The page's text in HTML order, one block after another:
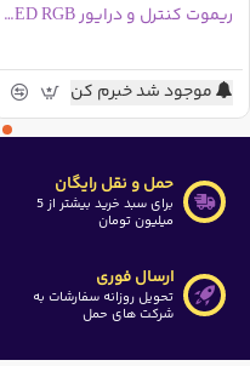
ریموت کنترل و درایور LED RGB - مادون قرمز - 24 کلید - درایور آدامسی
موجود شد خبرم کن
حمل و نقل رایگان
برای سبد خرید بیشتر از 5
میلیون تومان
ارسال فوری
تحویل روزانه سفارشات به
شرکت های حمل